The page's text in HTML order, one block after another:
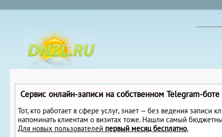
Сервис онлайн-записи на собственном Telegram-боте
Тот, кто работает в сфере услуг, знает — без ведения записи
напоминать клиентам о визитах тоже. Нашли самый
Для новых пользователей первый месяц бесплатно.